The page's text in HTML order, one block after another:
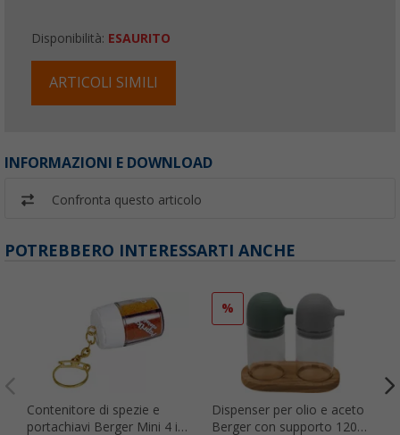
Disponibilità: ESAURITO
ARTICOLI SIMILI
INFORMAZIONI E DOWNLOAD
Confronta questo articolo
POTREBBERO INTERESSARTI ANCHE
Contenitore di spezie e
portachiavi Berger Mini 4 in
%
Dispenser per olio e aceto
Berger con supporto 120